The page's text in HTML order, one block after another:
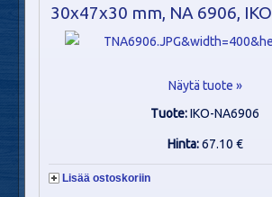
30x47x30 mm, NA 6906, IKO
Näytä tuote »
Tuote:IKO-NA6906
Hinta:67.10 €
Lisää ostoskoriin